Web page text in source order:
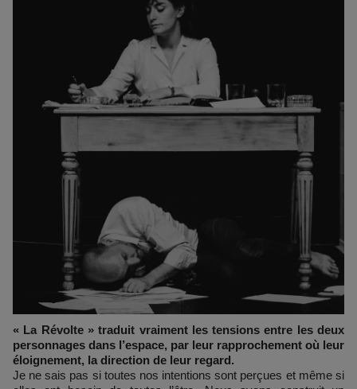
« La Révolte » traduit vraiment les tensions entre les deux
personnages dans l’espace, par leur rapprochement où leur
éloignement, la direction de leur regard.
Je ne sais pas si toutes nos intentions sont perçues et même si